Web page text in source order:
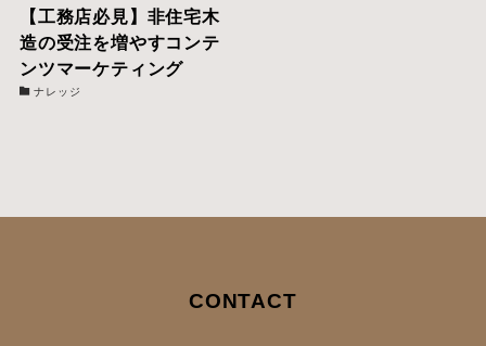
【工務店必見】非住宅木
造の受注を増やすコンテ
ンツマーケティング
ナレッジ
CONTACT